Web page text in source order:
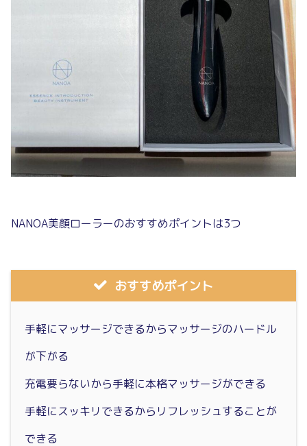
NANOA美顔ローラーのおすすめポイントは3つ
おすすめポイント
手軽にマッサージできるからマッサージのハードル
が下がる
充電要らないから手軽に本格マッサージができる
手軽にスッキリできるからリフレッシュすることが
できる